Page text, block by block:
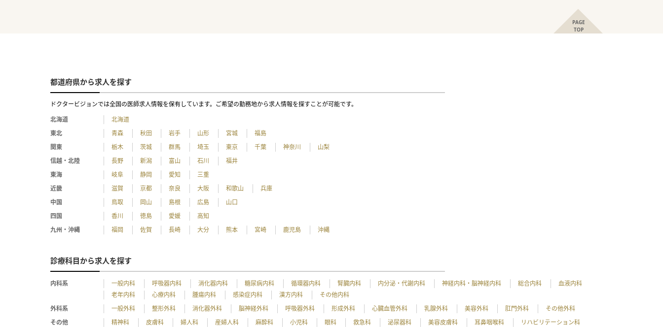
PAGE
TOP
都道府県から求人を探す
ドクタービジョンでは全国の医師求人情報を保有しています。ご希望の勤務地から求人情報を探すことが可能です。
北海道
北海道
東北
青森 秋田 岩手 山形 宮城
福島
関東
栃木 茨城 群馬 埼玉 東京 千葉 神奈川
山梨
信越・北陸
長野 新潟 富山 石川
福井
東海
岐阜 静岡 愛知
三重
近畿
滋賀 京都 奈良 大阪 和歌山
兵庫
中国
鳥取 岡山 島根 広島
山口
四国
香川 徳島 愛媛
高知
九州・沖縄
福岡 佐賀 長崎 大分 熊本 宮崎 鹿児島 沖縄
診療科目から求人を探す
内科系 一般内科 呼吸器内科 消化器内科 糖尿病内科 循環器内科 腎臓内科 内分泌・代謝内科 神経内科・脳神経内科 総合内科
血液内科
老年内科
心療内科 腫瘍内科 感染症内科 漢方内科
その他内科
外科系
一般外科 整形外科 消化器外科 脳神経外科 呼吸器外科 形成外科 心臓血管外科 乳腺外科 美容外科 肛門外科
その他外科
その他
精神科 皮膚科 婦人科 産婦人科 麻酔科 小児科 眼科 救急科 泌尿器科 美容皮膚科 耳鼻咽喉科
リハビリテーション科